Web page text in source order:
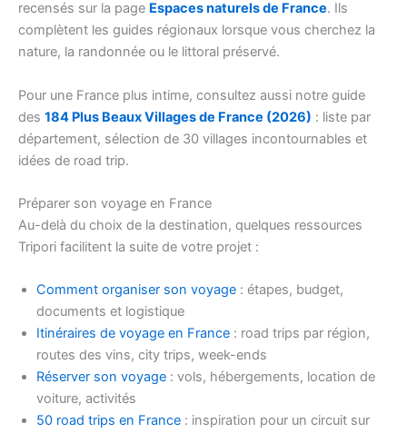
recensés sur la page Espaces naturels de France. Ils
complètent les guides régionaux lorsque vous cherchez la
nature, la randonnée ou le littoral préservé.
Pour une France plus intime, consultez aussi notre guide
des 184 Plus Beaux Villages de France (2026) : liste par
département, sélection de 30 villages incontournables et
idées de road trip.
Préparer son voyage en France
Au-delà du choix de la destination, quelques ressources
Tripori facilitent la suite de votre projet :
Comment organiser son voyage : étapes, budget,
documents et logistique
Itinéraires de voyage en France : road trips par région,
routes des vins, city trips, week-ends
Réserver son voyage : vols, hébergements, location de
voiture, activités
50 road trips en France : inspiration pour un circuit sur